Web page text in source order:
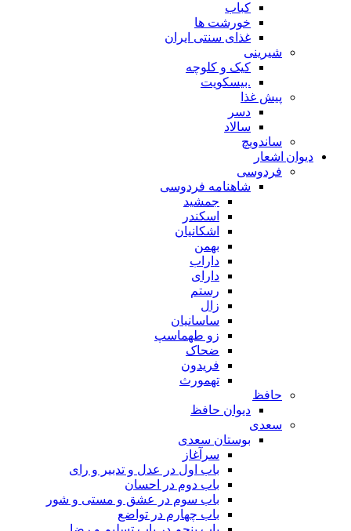
کباب
خورشت ها
غذای سنتی ایران
شیرینی
کیک و کلوچه
.بیسکویت
پیش غذا
دسر
سالاد
ساندویچ
دیوان اشعار
فردوسی
شاهنامه فردوسی
جمشید
اسکندر
اشکانیان
بهمن
داراب
دارای
رستم
زال
ساسانیان
زو طهماسپ‏
ضحاک
فریدون
تهمورث
حافظ
دیوان حافظ
سعدی
بوستان سعدی
سرآغاز
باب اول در عدل و تدبیر و رای
باب دوم در احسان
باب سوم در عشق و مستی و شور
باب چهارم در تواضع